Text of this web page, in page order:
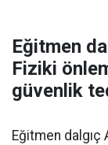
Eğitmen
Fiziki
güvenlik
Eğitmen dalgıç